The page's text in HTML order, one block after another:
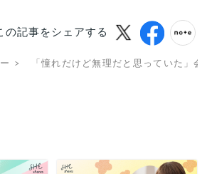
の記事をシェアする
「憧れだけど無理だと思っていた」